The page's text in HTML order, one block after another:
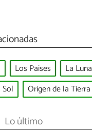
Los Países La Luna
Sol
Origen de la Tierra
Lo último